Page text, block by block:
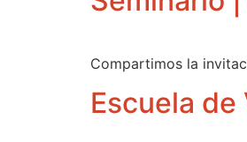
Compartimos la
Escuela